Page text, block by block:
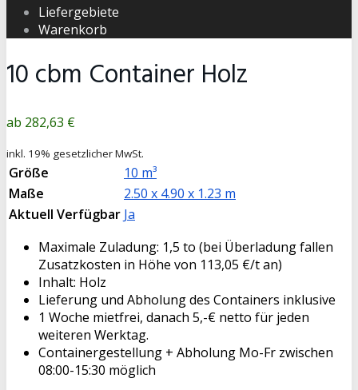
Liefergebiete
Warenkorb
10 cbm Container Holz
Produktpreis
282,63 €
inkl. 19% gesetzlicher MwSt.
Größe
10 m³
Maße
2.50 x 4.90 x 1.23 m
Aktuell Verfügbar Ja
Maximale Zuladung: 1,5 to (bei Überladung fallen
Zusatzkosten in Höhe von 113,05 €/t an)
Inhalt: Holz
Lieferung und Abholung des Containers inklusive
1 Woche mietfrei, danach 5,-€ netto für jeden
weiteren Werktag.
Containergestellung + Abholung Mo-Fr zwischen
08:00-15:30 möglich